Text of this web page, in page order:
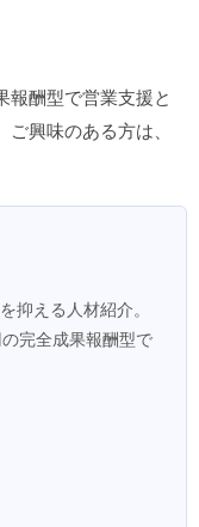
報酬型で営業支援と
興味のある方は、
抑える人材紹介。
完全成果報酬型で